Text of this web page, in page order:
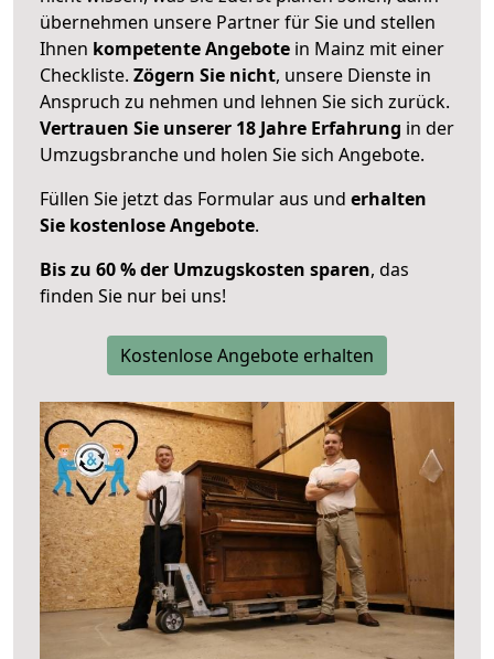
übernehmen unsere Partner für Sie und stellen
Ihnen kompetente Angebote in Mainz mit einer
Checkliste. Zögern Sie nicht, unsere Dienste in
Anspruch zu nehmen und lehnen Sie sich zurück.
Vertrauen Sie unserer 18 Jahre Erfahrung in der
Umzugsbranche und holen Sie sich Angebote.
Füllen Sie jetzt das Formular aus und erhalten
Sie kostenlose Angebote.
Bis zu 60 % der Umzugskosten sparen, das
finden Sie nur bei uns!
Kostenlose Angebote erhalten